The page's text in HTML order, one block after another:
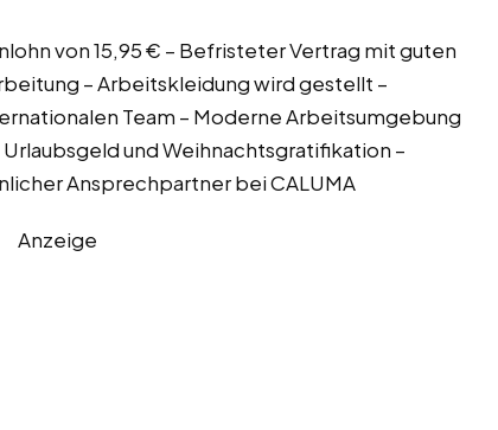
von 15,95 € – Befristeter Vertrag mit guten
– Arbeitskleidung wird gestellt –
Team – Moderne Arbeitsumgebung
und Weihnachtsgratifikation –
Ansprechpartner bei CALUMA
Anzeige